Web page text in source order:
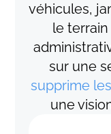
véhicules,
le
supprime
une